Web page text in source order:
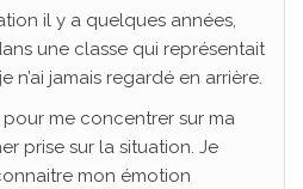
il y a quelques années,
une classe qui représentait
n’ai jamais regardé en arrière.
pour me concentrer sur ma
prise sur la situation. Je
mon émotion